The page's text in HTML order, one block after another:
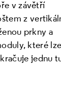
v závětří
z
prkny a
které lze
jednu